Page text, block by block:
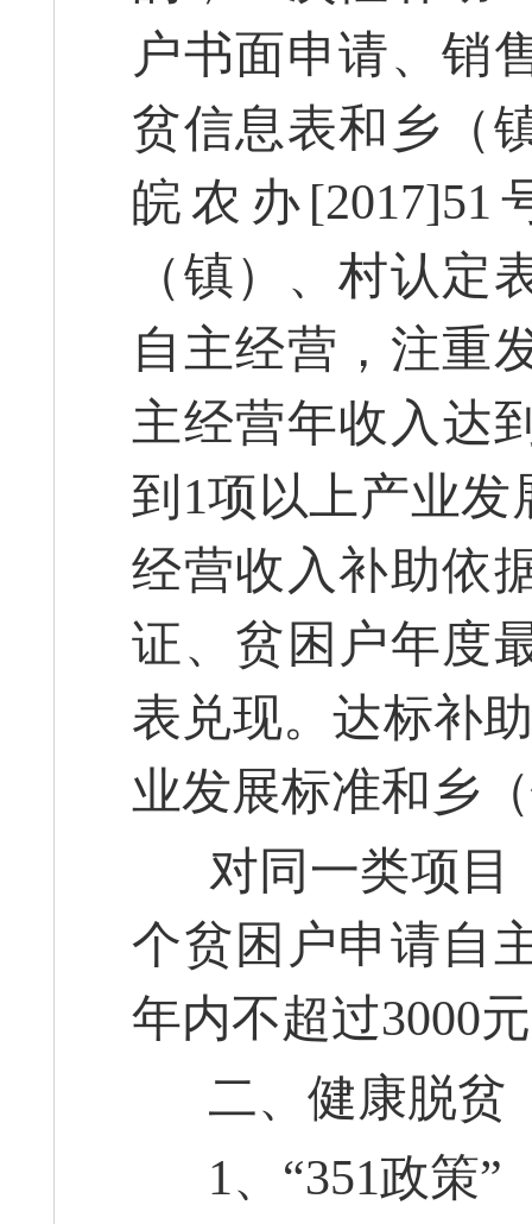
户书面申请、销
贫信息表和乡（
皖农办
（镇）、村认定
自主经营，注重
主经营年收入达
到1项以上产业发
经营收入补助依
证、贫困户年度
表兑现。达标补
业发展标准和乡
对同一类项目
个贫困户申请自
年内不超过3000
二、健康脱贫
1、“351政策”